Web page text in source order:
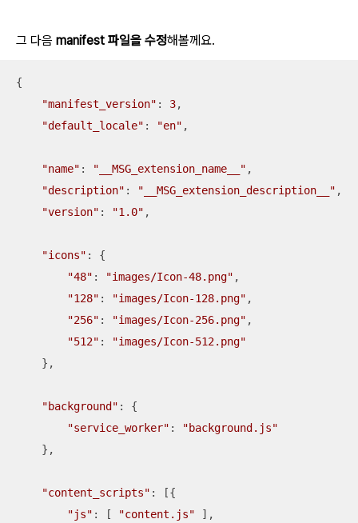
그 다음 manifest 파일을 수정해볼께요.
{
"manifest_version" : 3,
"default_locale" : "en" ,
"name" : "__MSG_extension_name__" ,
"description" : "__MSG_extension_description__" ,
"version" : "1.0" ,
"icons" : {
"48" : "images/Icon-48.png" ,
"128" : "images/Icon-128.png" ,
"256" : "images/Icon-256.png" ,
"512" :
"images/Icon-512.png"
    },
"background" : {
"service_worker" :
"background.js"
    },
"content_scripts" : [{
"js" : [ "content.js" ],